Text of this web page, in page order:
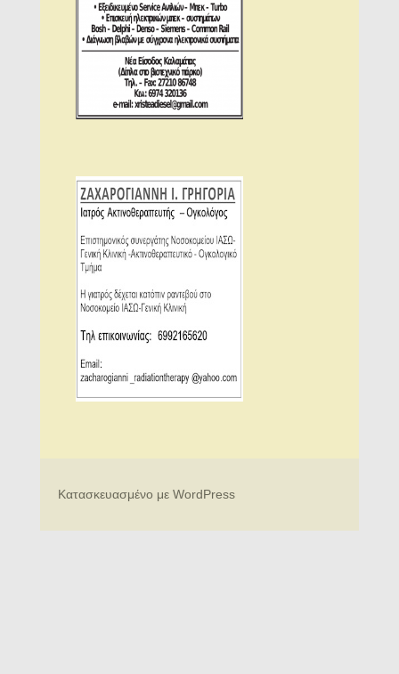
Κατασκευασμένο με WordPress